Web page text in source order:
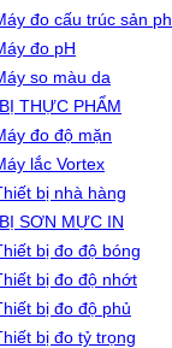
đo cấu trúc sản
đo pH
so màu da
THỰC PHẨM
đo độ mặn
lắc Vortex
bị nhà hàng
SƠN MỰC IN
bị đo độ bóng
bị đo độ nhớt
bị đo độ phủ
bị đo tỷ trọng